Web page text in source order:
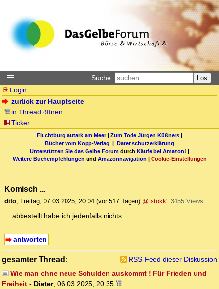
Suche: Los
Login
zurück zur Hauptseite
in Thread öffnen
Ticker
Fluchtburg autark am Meer| Zum Tode Jürgen Küßners |
Bücher vom Kopp-Verlag | Datenschutzerklärung
Unterstützen Sie das Gelbe Forum durch Käufe bei Amazon! |
Weitere Buchempfehlungen und Amazonnavigation | Cookie-Einstellungen
Komisch ...
dito, Freitag, 07.03.2025, 20:04 (vor 517 Tagen) @ stokk' 3455 Views
... abbestellt habe ich jedenfalls nichts.
antworten
gesamter Thread:
RSS-Feed dieser Diskussion
Wie man ohne neue Schulden auskommt ! Für Frieden und
Freiheit - Dieter, 06.03.2025, 20:35